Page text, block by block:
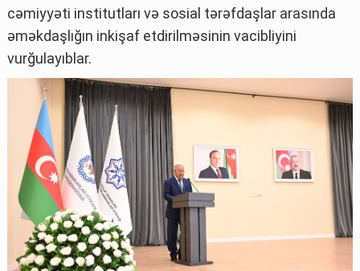
cəmiyyəti institutları və sosial tərəfdaşlar arasında
əməkdaşlığın inkişaf etdirilməsinin vacibliyini
vurğulayıblar.